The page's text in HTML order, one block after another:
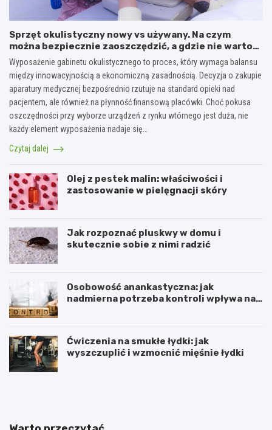
Sprzęt okulistyczny nowy vs używany. Na czym
można bezpiecznie zaoszczędzić, a gdzie nie warto
ryzykować?
Wyposażenie gabinetu okulistycznego to proces, który wymaga balansu
między innowacyjnością a ekonomiczną zasadnością. Decyzja o zakupie
aparatury medycznej bezpośrednio rzutuje na standard opieki nad
pacjentem, ale również na płynność finansową placówki. Choć pokusa
oszczędności przy wyborze urządzeń z rynku wtórnego jest duża, nie
każdy element wyposażenia nadaje się…
Czytaj dalej
Olej z pestek malin: właściwości i
zastosowanie w pielęgnacji skóry
Jak rozpoznać pluskwy w domu i
skutecznie sobie z nimi radzić
Osobowość anankastyczna: jak
nadmierna potrzeba kontroli wpływa na
Ćwiczenia na smukłe łydki: jak
wyszczuplić i wzmocnić mięśnie łydki
D
P